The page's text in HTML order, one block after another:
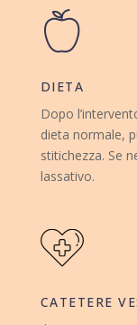
DIETA
Dopo
dieta normale,
stitichezza. Se
lassativo.
CATETERE